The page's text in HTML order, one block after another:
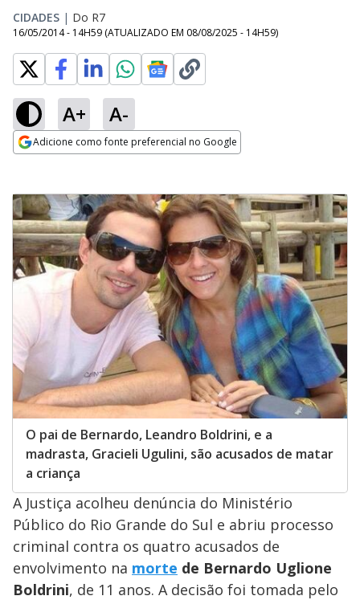
CIDADES | Do R7
16/05/2014 - 14H59 (ATUALIZADO EM 08/08/2025 - 14H59)
A+ A-
Adicione como fonte preferencial no Google
O pai de Bernardo, Leandro Boldrini, e a
madrasta, Gracieli Ugulini, são acusados de matar
a criança
A Justiça acolheu denúncia do Ministério
Público do Rio Grande do Sul e abriu processo
criminal contra os quatro acusados de
envolvimento na morte de Bernardo Uglione
Boldrini, de 11 anos. A decisão foi tomada pelo